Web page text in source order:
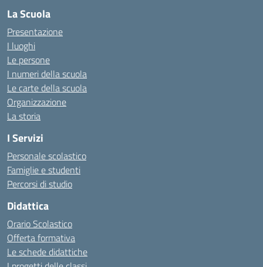
La Scuola
Presentazione
I luoghi
Le persone
I numeri della scuola
Le carte della scuola
Organizzazione
La storia
I Servizi
Personale scolastico
Famiglie e studenti
Percorsi di studio
Didattica
Orario Scolastico
Offerta formativa
Le schede didattiche